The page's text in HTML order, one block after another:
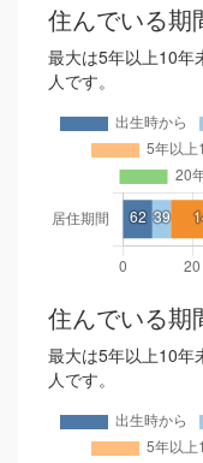
住んでいる期
最大は5年以上10年
人です。
住んでいる期
最大は5年以上10年
人です。